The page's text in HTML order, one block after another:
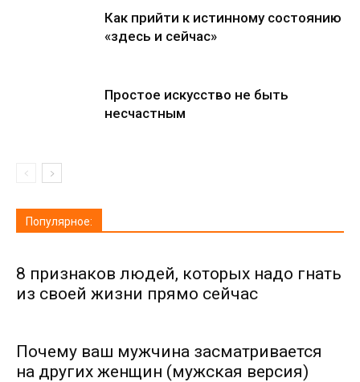
Как прийти к истинному состоянию
«здесь и сейчас»
Простое искусство не быть
несчастным
Популярное:
8 признаков людей, которых надо гнать
из своей жизни прямо сейчас
Почему ваш мужчина засматривается
на других женщин (мужская версия)